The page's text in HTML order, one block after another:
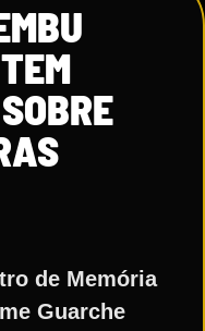
de Memória
Guarche